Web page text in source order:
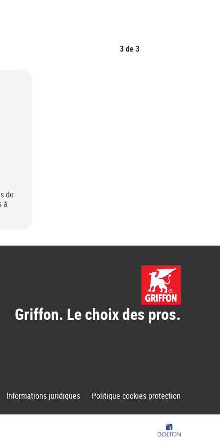
3de3
de
à
Griffon. Le choix des pros.
Informations juridiques Politique cookies protection
Groupe Bolton